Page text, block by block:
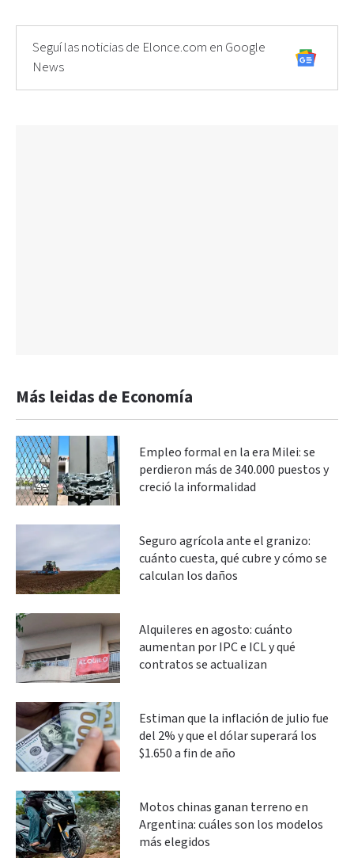
Seguí las noticias de Elonce.com en Google
News
Más leidas de Economía
Empleo formal en la era Milei: se
perdieron más de 340.000 puestos y
creció la informalidad
Seguro agrícola ante el granizo:
cuánto cuesta, qué cubre y cómo se
calculan los daños
Alquileres en agosto: cuánto
aumentan por IPC e ICL y qué
contratos se actualizan
Estiman que la inflación de julio fue
del 2% y que el dólar superará los
$1.650 a fin de año
Motos chinas ganan terreno en
Argentina: cuáles son los modelos
más elegidos